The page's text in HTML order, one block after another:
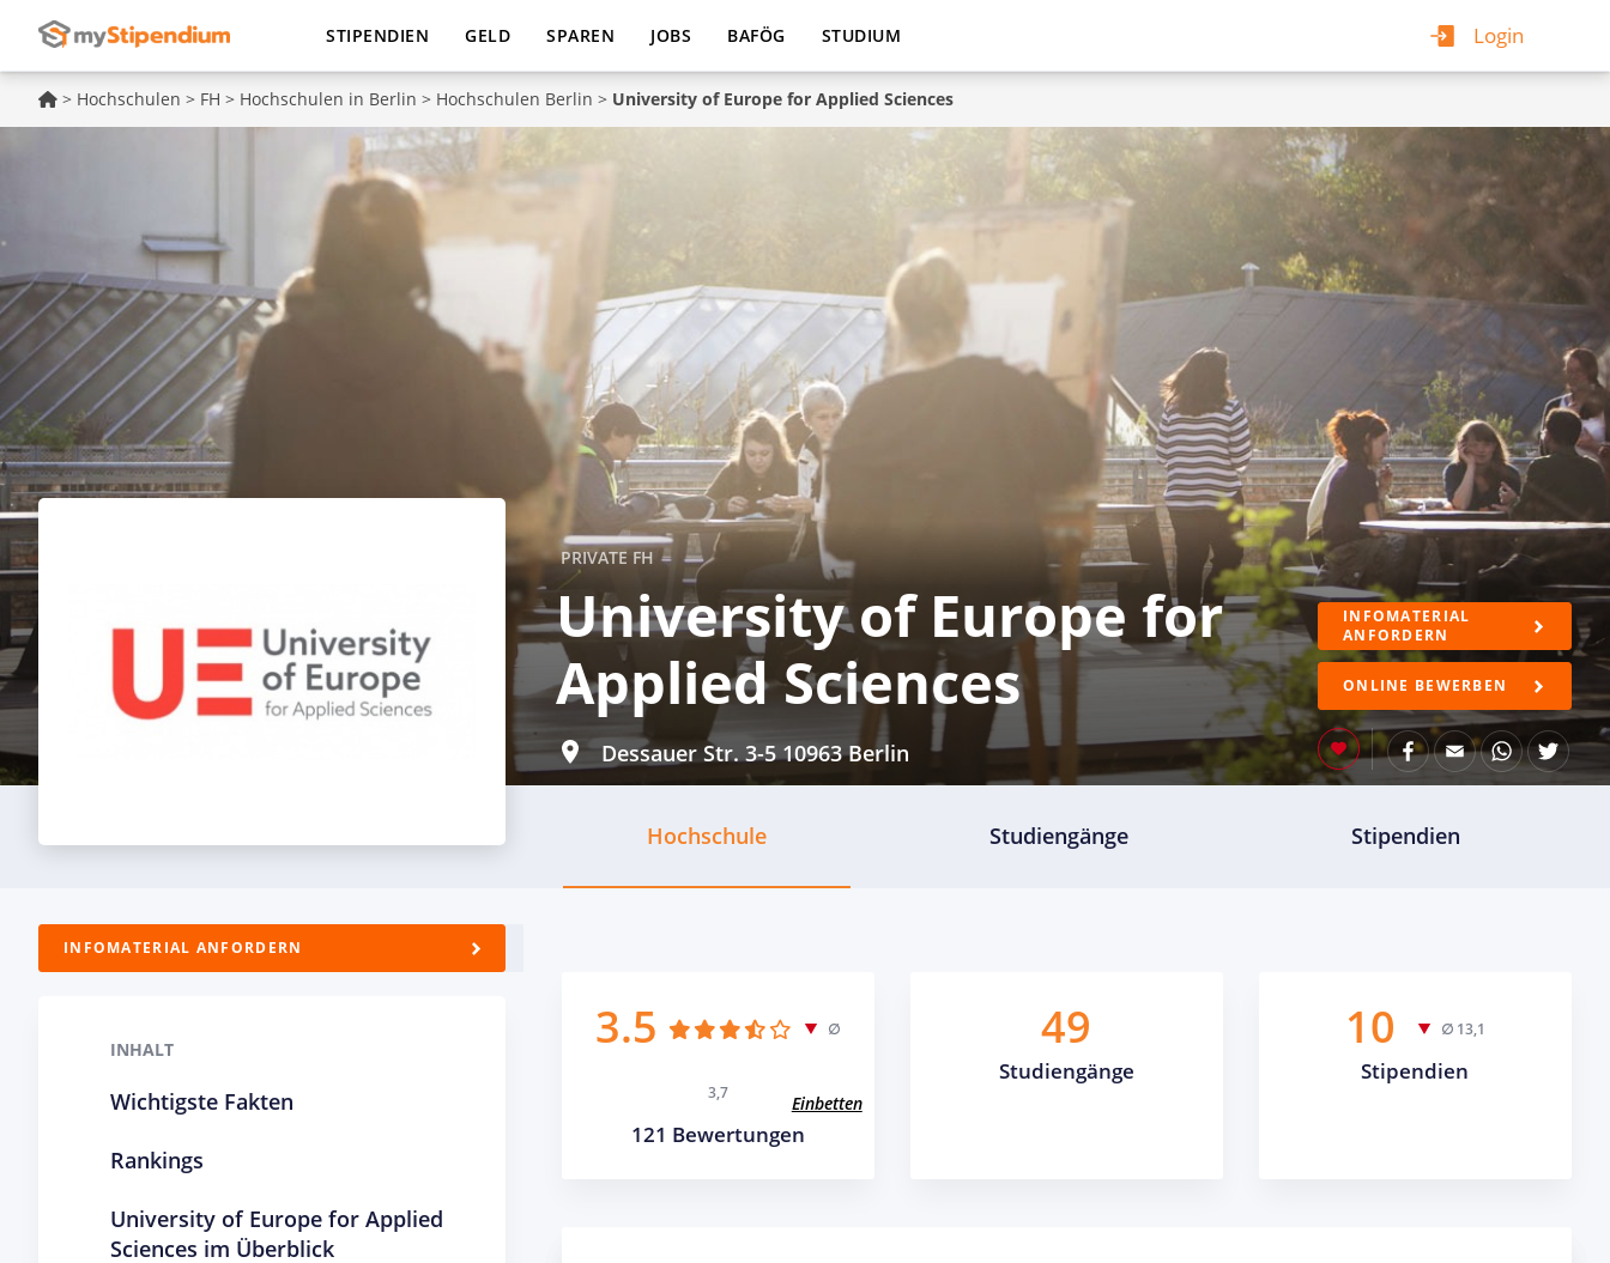
Login
STIPENDIEN GELD SPAREN JOBS BAFÖG STUDIUM
> Hochschulen > FH > Hochschulen in Berlin > Hochschulen Berlin > University of Europe for Applied Sciences
PRIVATE FH
University of Europe for
Applied Sciences
INFOMATERIAL
ANFORDERN
ONLINE BEWERBEN
Dessauer Str. 3-5 10963 Berlin
Hochschule Studiengänge Stipendien
INFOMATERIAL ANFORDERN
INHALT
Wichtigste Fakten
Rankings
University of Europe for Applied
Sciences im Überblick
3.5 ∅
3,7
121 Bewertungen
Einbetten
49
Studiengänge
10 ∅ 13,1
Stipendien